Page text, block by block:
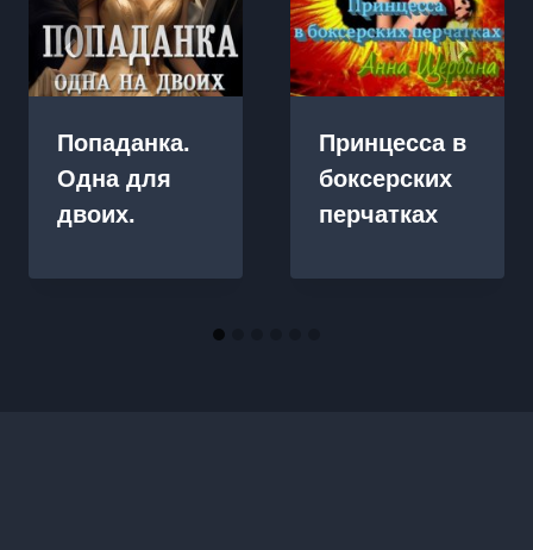
Попаданка.
Одна для
двоих.
Принцесса в
боксерских
перчатках